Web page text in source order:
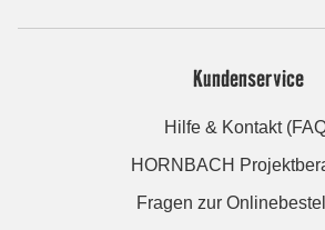
Kundenservice
Hilfe & Kontakt
HORNBACH
Fragen zur